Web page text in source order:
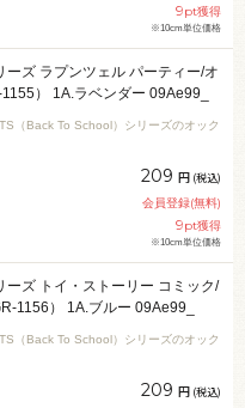
9pt獲得
※10cm単位価格
ーズ ラプンツェル パーティー/オ
） 1A.ラベンダー 09Ae99_
（Back To School）シリーズのオック
209 円 (税込)
会員登録(無料)
9pt獲得
※10cm単位価格
ーズ トイ・ストーリー コミック/
1156） 1A.ブルー 09Ae99_
（Back To School）シリーズのオック
209 円 (税込)